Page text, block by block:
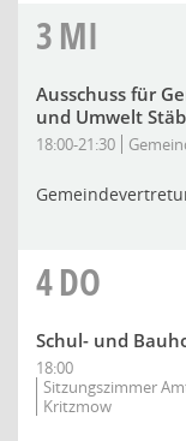
3MI
Ausschuss für
und Umwelt
18:00-21:30
4DO
Schul- und
18:00
Sitzungszimmer
Kritzmow